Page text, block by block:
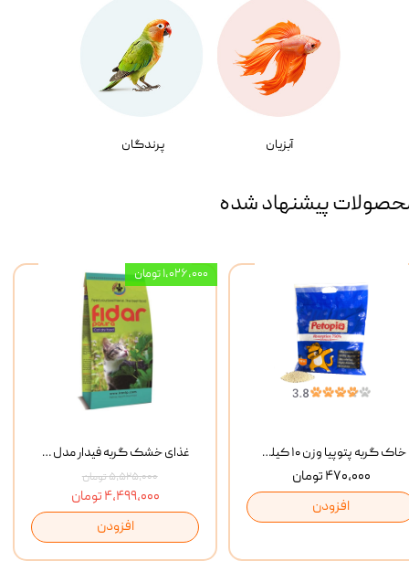
آبزیان پرندگان
پیشنهاد شده
غذای خشک گربه فیدار مدل Adult وزن 10 کیلوگرم
۵,۵۲۵,۰۰۰ تومان
۴,۴۹۹,۰۰۰ تومان
افزودن
۱,۰۲۶,۰۰۰ تومان
خاک گربه پتوپیا وزن ۱۰ کیلوگرم
۴۷۰,۰۰۰ تومان
افزودن